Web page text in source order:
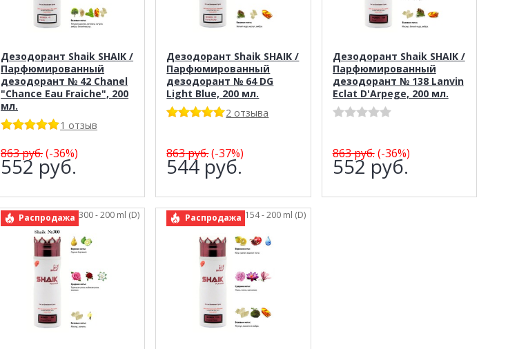
Дезодорант Shaik SHAIK /
Парфюмированный
дезодорант № 42 Chanel
"Chance Eau Fraiche", 200
мл.
1 отзыв
863руб.(-36%)
552 руб.
Дезодорант Shaik SHAIK /
Парфюмированный
дезодорант № 64 DG
Light Blue, 200 мл.
2 отзыва
863руб.(-37%)
544 руб.
Дезодорант Shaik SHAIK /
Парфюмированный
дезодорант № 138 Lanvin
Eclat D'Arpege, 200 мл.
863руб.(-36%)
552 руб.
Распродажа
арт.: Shaik 300 - 200 ml (D) Распродажа
арт.: Shaik 154 - 200 ml (D)